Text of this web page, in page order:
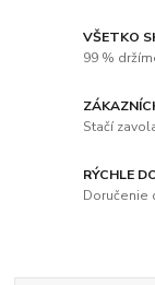
VŠETKO
99 %
Stačí
RÝCHLE
Doručenie